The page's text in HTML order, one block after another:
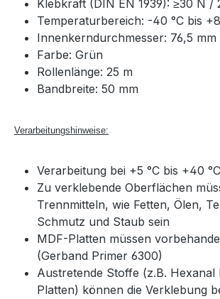
Klebkraft (DIN EN 1939): ≥30 N /
Temperaturbereich: -40 °C bis
Innenkerndurchmesser: 76,5 mm
Farbe: Grün
Rollenlänge: 25 m
Bandbreite: 50 mm
Verarbeitungshinweise:
Verarbeitung bei +5 °C bis +40 °C
Zu verklebende Oberflächen
Trennmitteln, wie Fetten, Ölen,
Schmutz und Staub sein
MDF-Platten müssen
(Gerband Primer 6300)
Austretende Stoffe (z.B. Hexanal
Platten) können die Verklebung